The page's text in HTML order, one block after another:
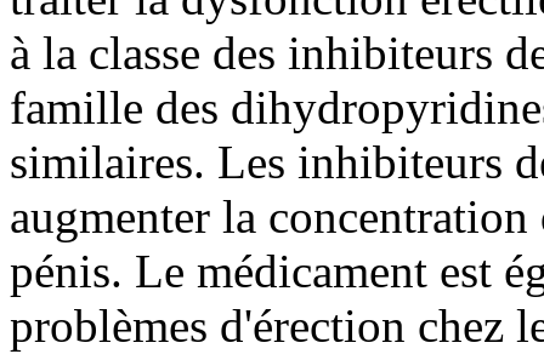
à la classe des inhibiteurs
famille des
similaires. Les inhibiteurs
augmenter la
pénis. Le médicament est
problèmes d'érection chez